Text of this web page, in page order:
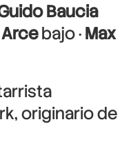
Baucia
bajo ·Max
originario de